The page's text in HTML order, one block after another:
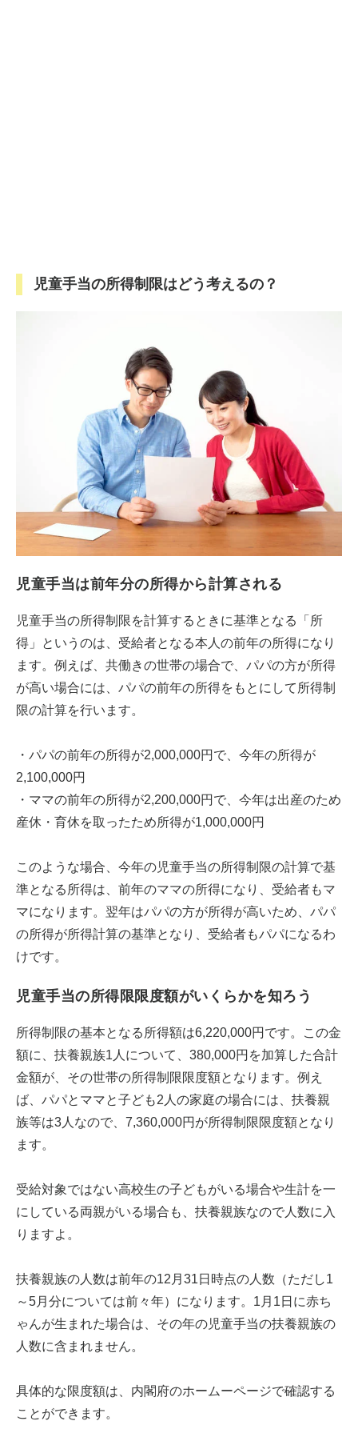
児童手当の所得制限はどう考えるの？
児童手当は前年分の所得から計算される
児童手当の所得制限を計算するときに基準となる「所
得」というのは、受給者となる本人の前年の所得になり
ます。例えば、共働きの世帯の場合で、パパの方が所得
が高い場合には、パパの前年の所得をもとにして所得制
限の計算を行います。
・パパの前年の所得が2,000,000円で、今年の所得が
2,100,000円
・ママの前年の所得が2,200,000円で、今年は出産のため
産休・育休を取ったため所得が1,000,000円
このような場合、今年の児童手当の所得制限の計算で基
準となる所得は、前年のママの所得になり、受給者もマ
マになります。翌年はパパの方が所得が高いため、パパ
の所得が所得計算の基準となり、受給者もパパになるわ
けです。
児童手当の所得限限度額がいくらかを知ろう
所得制限の基本となる所得額は6,220,000円です。この金
額に、扶養親族1人について、380,000円を加算した合計
金額が、その世帯の所得制限限度額となります。例え
ば、パパとママと子ども2人の家庭の場合には、扶養親
族等は3人なので、7,360,000円が所得制限限度額となり
ます。
受給対象ではない高校生の子どもがいる場合や生計を一
にしている両親がいる場合も、扶養親族なので人数に入
りますよ。
扶養親族の人数は前年の12月31日時点の人数（ただし1
～5月分については前々年）になります。1月1日に赤ち
ゃんが生まれた場合は、その年の児童手当の扶養親族の
人数に含まれません。
具体的な限度額は、内閣府のホームーページで確認する
ことができます。